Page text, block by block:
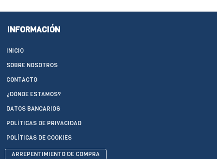
INFORMACIÓN
INICIO
SOBRE NOSOTROS
CONTACTO
¿DÓNDE ESTAMOS?
DATOS BANCARIOS
POLÍTICAS DE PRIVACIDAD
POLÍTICAS DE COOKIES
ARREPENTIMIENTO DE COMPRA